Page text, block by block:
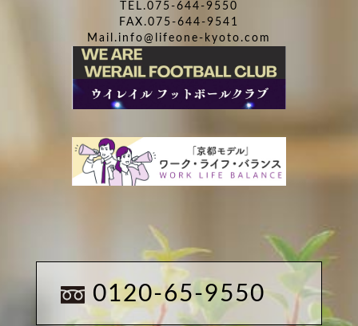
TEL.075-644-9550
FAX.075-644-9541
Mail.info@lifeone-kyoto.com
0120-65-9550